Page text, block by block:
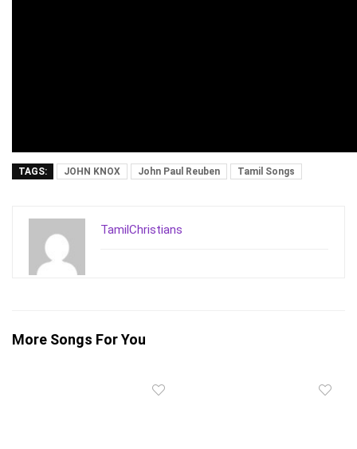
TAGS: JOHN KNOX John Paul Reuben Tamil Songs
TamilChristians
More Songs For You